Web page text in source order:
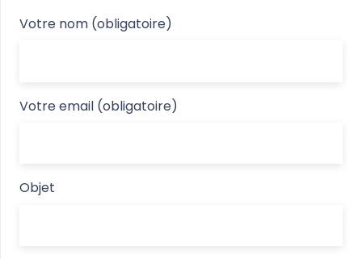
Votre nom (obligatoire)
Votre email (obligatoire)
Objet